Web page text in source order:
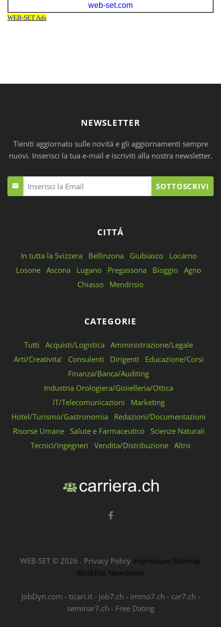
NEWSLETTER
Tieniti aggiornato sulle novitá e gli aggiornamenti sempre
nuovi. Inserisci la tua e-mail e iscriviti alla nostra newsletter.
SOTTOSCRIVI
CITTÁ
In tutta la Svizzera Bellinzona Giubiasco
Locarno
Losone Ascona Lugano Pregassona Bioggio Agno
Chiasso
Mendrisio
CATEGORIE
Tutti Acquisti/Logistica
Amministrazione/Legale
Arti/Creativita'
Consulenti Dirigenti
Educazione/Corsi
Finanza/Banca/Auditing
Industria Orologiera/Gioielleria/Ottica
IT/Telecomunicazioni
Marketing
Hotel/Turismo/Gastronomia
Redazioni/Documentazioni
Risorse Umane
Salute e Farmaceutico
Scienze Naturali
Tecnici/Ingegneri
Vendita/Distribuzione Altro
WEB-SET © 2026 . Privacy Policy Impressum Sitemap
Modifica Newsletter
JobDyn.com - ticari.it- job7.ch - immo7.ch - car7.ch -
seminar7.ch - Free Dating